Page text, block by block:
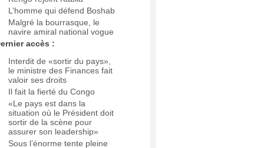
L’homme qui défend Boshab
Malgré la bourrasque, le
navire amiral national vogue
accès :
Interdit de «sortir du pays»,
le ministre des Finances fait
valoir ses droits
Il fait la fierté du Congo
«Le pays est dans la
situation où le Président doit
sortir de la scène pour
assurer son leadership»
Sous l’énorme tente pleine